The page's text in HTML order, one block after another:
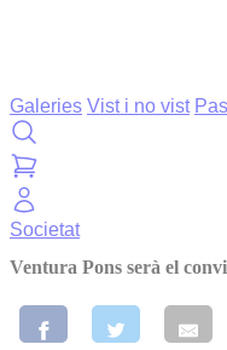
Galeries Vist i no vist
Societat
Ventura Pons serà el